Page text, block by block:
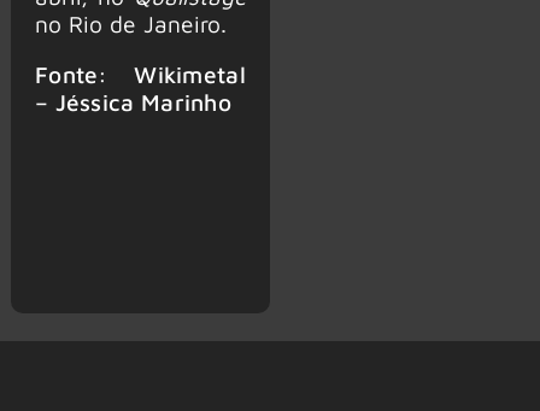
no Rio de Janeiro.
Fonte: Wikimetal
– Jéssica Marinho